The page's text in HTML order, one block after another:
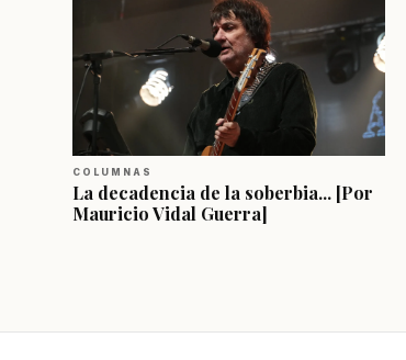
COLUMNAS
La decadencia de la soberbia... [Por
Mauricio Vidal Guerra]